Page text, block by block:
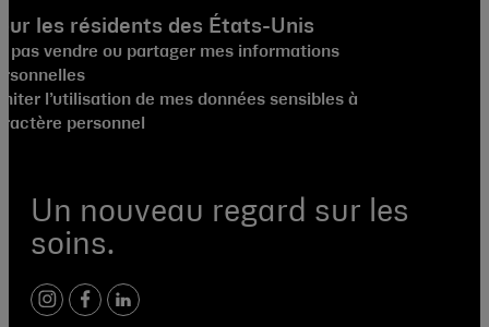
Un nouveau regard sur les
soins.
instagram
facebook
linkedin
les résidents des États-Unis
pas vendre ou partager mes informations
l’utilisation de mes données sensibles à
personnel